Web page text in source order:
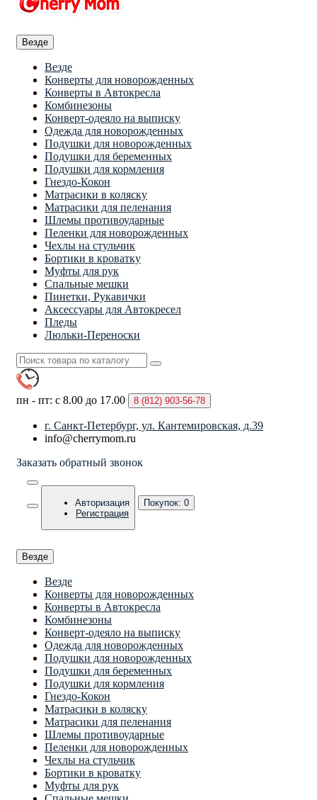
Везде
Везде
Конверты для новорожденных
Конверты в Автокресла
Комбинезоны
Конверт-одеяло на выписку
Одежда для новорожденных
Подушки для новорожденных
Подушки для беременных
Подушки для кормления
Гнездо-Кокон
Матрасики в коляску
Матрасики для пеленания
Шлемы противоударные
Пеленки для новорожденных
Чехлы на стульчик
Бортики в кроватку
Муфты для рук
Спальные мешки
Пинетки, Рукавички
Аксессуары для Автокресел
Пледы
Люльки-Переноски
пн - пт: с 8.00 до 17.00 8 (812) 903-56-78
г. Санкт-Петербург, ул. Кантемировская, д.39
info@cherrymom.ru
Заказать обратный звонок
Авторизация
Регистрация
Покупок: 0
Везде
Везде
Конверты для новорожденных
Конверты в Автокресла
Комбинезоны
Конверт-одеяло на выписку
Одежда для новорожденных
Подушки для новорожденных
Подушки для беременных
Подушки для кормления
Гнездо-Кокон
Матрасики в коляску
Матрасики для пеленания
Шлемы противоударные
Пеленки для новорожденных
Чехлы на стульчик
Бортики в кроватку
Муфты для рук